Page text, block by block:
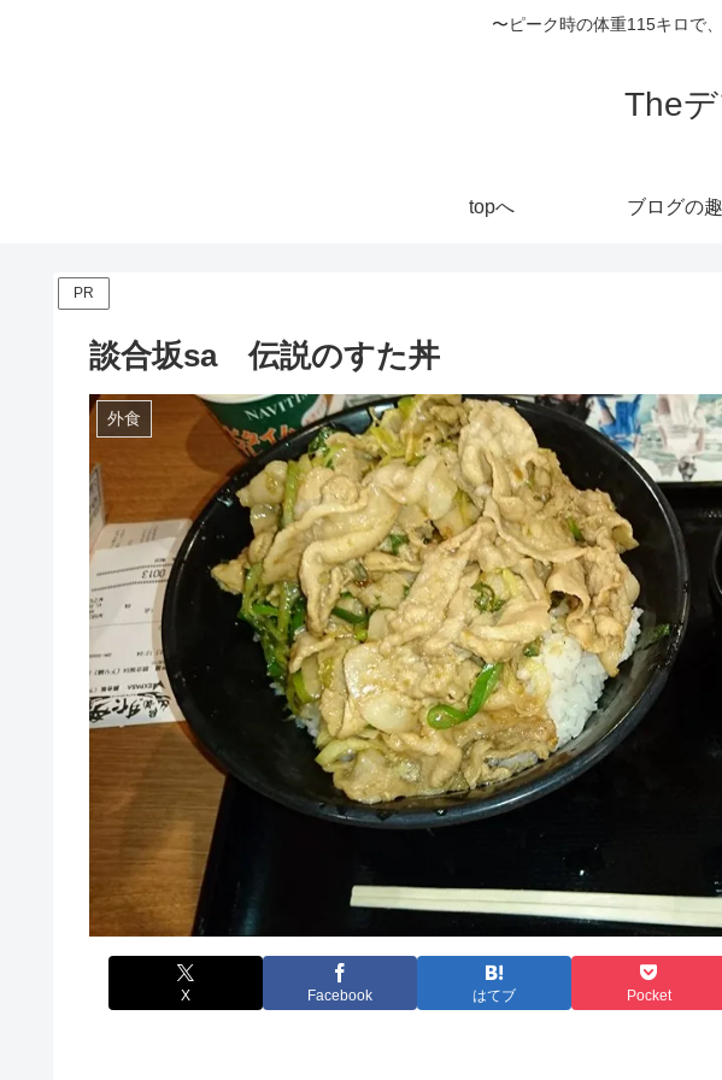
〜ピーク時の体重115キロで
The
topへ ブログの
PR
談合坂sa 伝説のすた丼
外食
X Facebook はてブ Pocket